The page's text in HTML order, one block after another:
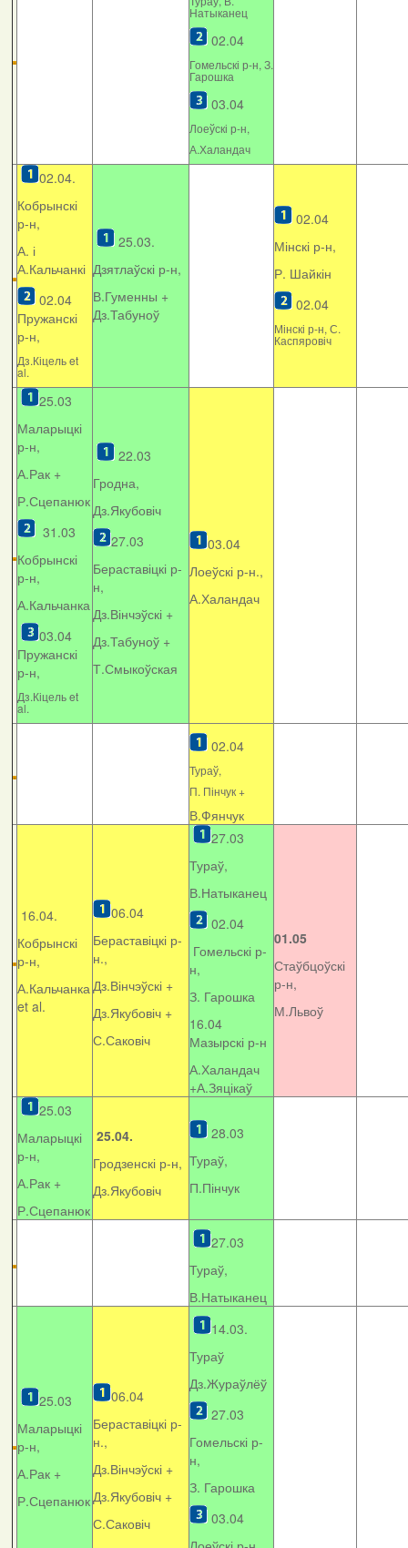
Натыканец
02.04
Гомельскі р-н, З.
Гарошка
03.04
Лоеўскі р-н,
А.Халандач
02.04.
Кобрынскі
р-н,
А. і
А.Кальчанкі
02.04
Пружанскі
р-н,
Дз.Кіцель et
al.
25.03.
Дзятлаўскі р-н,
В.Гуменны +
Дз.Табуноў
02.04
Мінскі р-н,
Р. Шайкін
02.04
Мінскі р-н, С.
Каспяровіч
25.03
Маларыцкі
р-н,
А.Рак +
Р.Сцепанюк
31.03
Кобрынскі
р-н,
А.Кальчанка
03.04
Пружанскі
р-н,
Дз.Кіцель et
al.
22.03
Гродна,
Дз.Якубовіч
27.03
Бераставіцкі р-
н,
Дз.Вінчэўскі +
Дз.Табуноў +
Т.Смыкоўская
03.04
Лоеўскі р-н.,
А.Халандач
02.04
Тураў,
П. Пінчук +
В.Фянчук
16.04.
Кобрынскі
р-н,
А.Кальчанка
et al.
06.04
Бераставіцкі р-
н.,
Дз.Вінчэўскі +
Дз.Якубовіч +
С.Саковіч
27.03
Тураў,
В.Натыканец
02.04
Гомельскі р-
н,
З. Гарошка
16.04
Мазырскі р-н
А.Халандач
+А.Зяцікаў
01.05
Стаўбцоўскі
р-н,
М.Львоў
25.03
Маларыцкі
р-н,
А.Рак +
Р.Сцепанюк
25.04.
Гродзенскі р-н,
Дз.Якубовіч
28.03
Тураў,
П.Пінчук
27.03
Тураў,
В.Натыканец
25.03
Маларыцкі
р-н,
А.Рак +
Р.Сцепанюк
06.04
Бераставіцкі р-
н.,
Дз.Вінчэўскі +
Дз.Якубовіч +
С.Саковіч
14.03.
Тураў
Дз.Жураўлёў
27.03
Гомельскі р-
н,
З. Гарошка
03.04